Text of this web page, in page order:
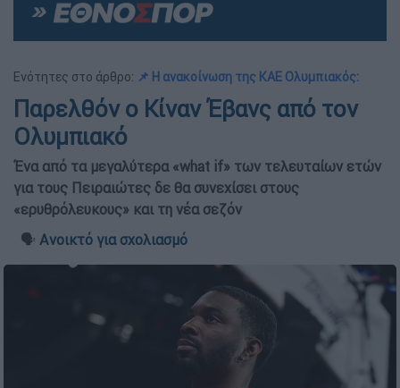
Ενότητες στο άρθρο: 📌 Η ανακοίνωση της ΚΑΕ Ολυμπιακός:
Παρελθόν ο Κίναν Έβανς από τον
Ολυμπιακό
Ένα από τα μεγαλύτερα «what if» των τελευταίων ετών
για τους Πειραιώτες δε θα συνεχίσει στους
«ερυθρόλευκους» και τη νέα σεζόν
🗣️ Ανοικτό για σχολιασμό